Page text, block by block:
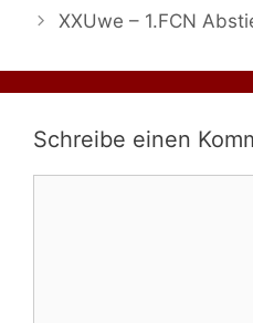
XXUwe – 1.FCN
Schreibe einen